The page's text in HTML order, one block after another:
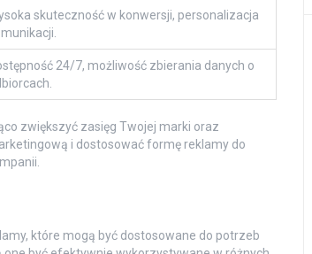
skuteczność w konwersji, personalizacja
24/7, możliwość zbierania danych o
zwiększyć zasięg Twojej marki oraz
i dostosować formę reklamy do
które mogą być dostosowane do potrzeb